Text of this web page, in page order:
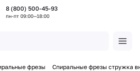
8 (800) 500-45-93
пн-пт 09:00—18:00
фрезы Спиральные фрезы стружка